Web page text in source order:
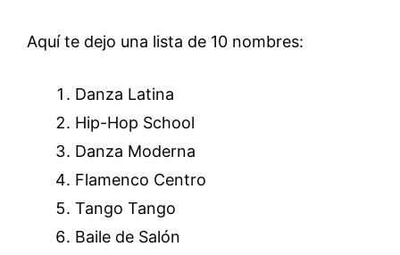
Aquí te dejo una lista de 10 nombres:
Danza Latina
Hip-Hop School
Danza Moderna
Flamenco Centro
Tango Tango
Baile de Salón